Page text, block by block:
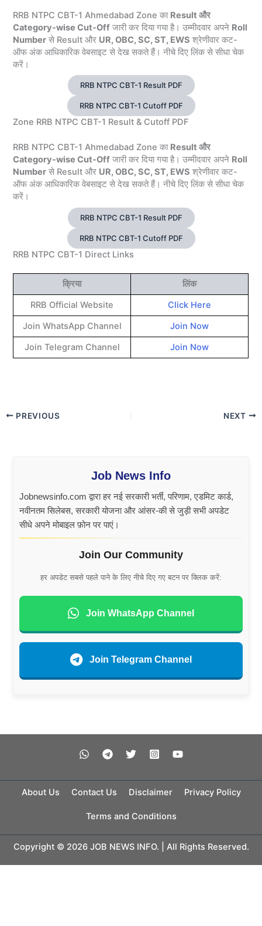
RRB NTPC CBT-1 Ahmedabad Zone का Result और
Category-wise Cut-Off जारी कर दिया गया है। उम्मीदवार अपने Roll
Number से Result और UR, OBC, SC, ST, EWS श्रेणीवार कट-
ऑफ अंक आधिकारिक वेबसाइट से देख सकते हैं। नीचे दिए लिंक से सीधा चेक
करें।
RRB NTPC CBT-1 Result PDF
RRB NTPC CBT-1 Cutoff PDF
Zone RRB NTPC CBT-1 Result & Cutoff PDF
RRB NTPC CBT-1 Ahmedabad Zone का Result और
Category-wise Cut-Off जारी कर दिया गया है। उम्मीदवार अपने Roll
Number से Result और UR, OBC, SC, ST, EWS श्रेणीवार कट-
ऑफ अंक आधिकारिक वेबसाइट से देख सकते हैं। नीचे दिए लिंक से सीधा चेक
करें।
RRB NTPC CBT-1 Result PDF
RRB NTPC CBT-1 Cutoff PDF
RRB NTPC CBT-1 Direct Links
क्रिया
लिंक
RRB Official Website
Click Here
Join WhatsApp Channel
Join Now
Join Telegram Channel
Join Now
PREVIOUS NEXT
Job News Info
Jobnewsinfo.com द्वारा हर नई सरकारी भर्ती, परिणाम, एडमिट कार्ड,
नवीनतम सिलेबस, सरकारी योजना और आंसर-की से जुड़ी सभी अपडेट
सीधे अपने मोबाइल फ़ोन पर पाएं।
Join Our Community
हर अपडेट सबसे पहले पाने के लिए नीचे दिए गए बटन पर क्लिक करें:
Join WhatsApp Channel
Join Telegram Channel
About Us Contact Us Disclaimer Privacy Policy
Terms and Conditions
Copyright © 2026 JOB NEWS INFO. | All Rights Reserved.